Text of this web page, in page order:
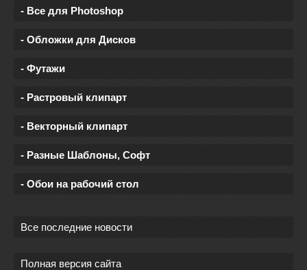
- Все для Photoshop
- Обложки для Дисков
- Футажи
- Растровый клипарт
- Векторный клипарт
- Разные Шаблоны, Софт
- Обои на рабочий стол
Все последние новости
Полная версия сайта